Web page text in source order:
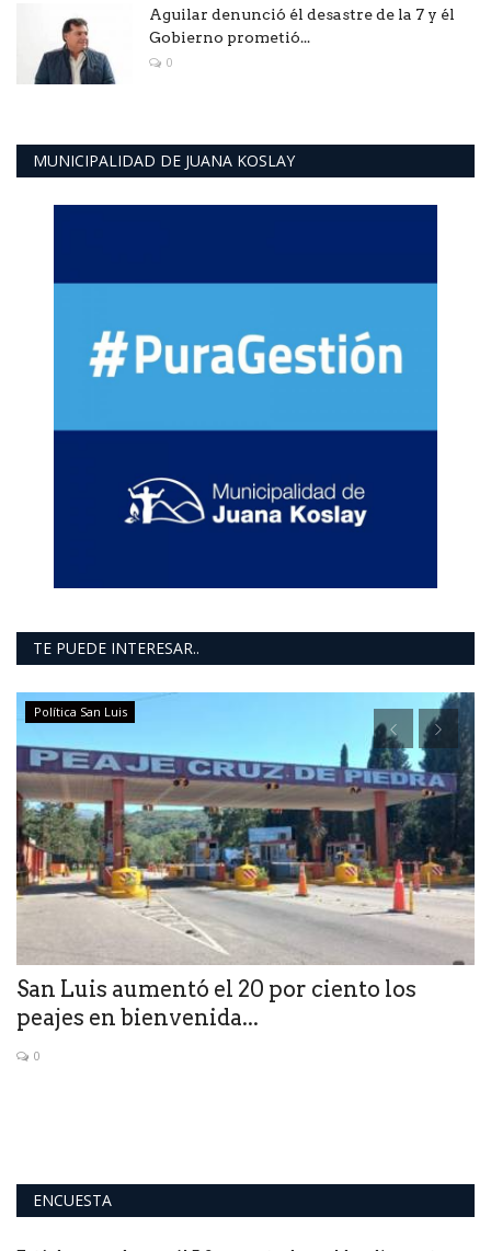
Aguilar denunció él desastre de la 7 y él
Gobierno prometió...
0
MUNICIPALIDAD DE JUANA KOSLAY
TE PUEDE INTERESAR..
Política San Luis
San Luis aumentó el 20 por ciento los
peajes en bienvenida...
0
ENCUESTA